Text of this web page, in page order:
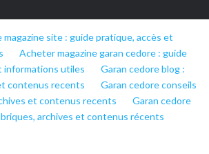
magazine site : guide pratique, accès et
Acheter magazine garan cedore : guide
informations utiles
Garan cedore blog :
contenus recents
Garan cedore conseils
et contenus recents
Garan cedore
archives et contenus récents